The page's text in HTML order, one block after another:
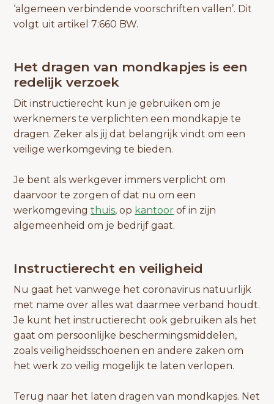
‘algemeen verbindende voorschriften vallen’. Dit
volgt uit artikel 7:660 BW.
Het dragen van mondkapjes is een
redelijk verzoek
Dit instructierecht kun je gebruiken om je
werknemers te verplichten een mondkapje te
dragen. Zeker als jij dat belangrijk vindt om een
veilige werkomgeving te bieden.
Je bent als werkgever immers verplicht om
daarvoor te zorgen of dat nu om een
werkomgevingthuis, op kantoor of in zijn
algemeenheid om je bedrijf gaat.
Instructierecht en veiligheid
Nu gaat het vanwege het coronavirus natuurlijk
met name over alles wat daarmee verband houdt.
Je kunt het instructierecht ook gebruiken als het
gaat om persoonlijke beschermingsmiddelen,
zoals veiligheidsschoenen en andere zaken om
het werk zo veilig mogelijk te laten verlopen.
Terug naar het laten dragen van mondkapjes. Net